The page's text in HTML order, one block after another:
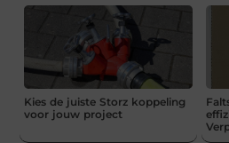
Kies de juiste Storz koppeling
voor jouw project